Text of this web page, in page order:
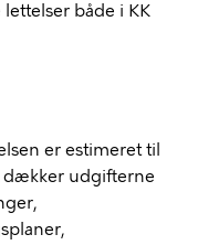
både i KK
er estimeret til
dækker udgifterne